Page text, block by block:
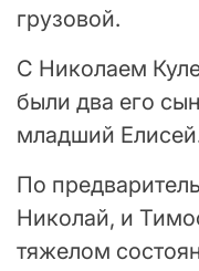
грузовой.
С Николаем
были два его
младший
По
Николай, и
тяжелом